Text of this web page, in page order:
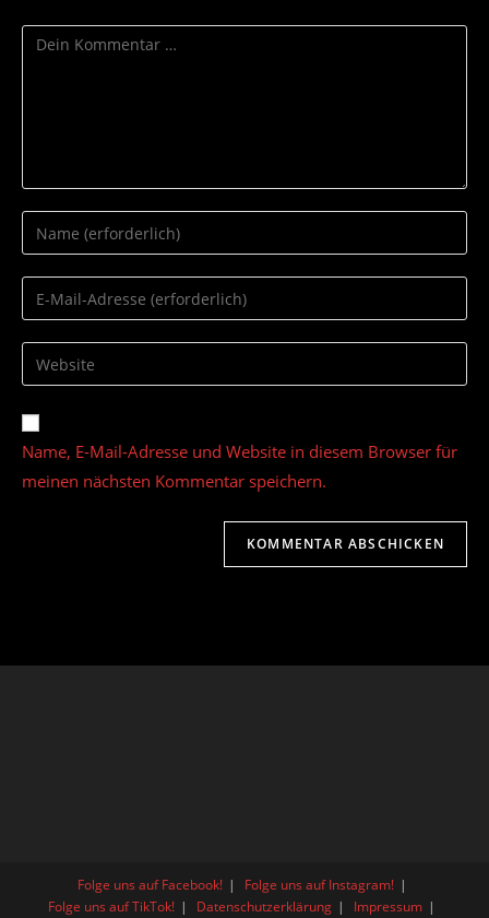
Kommentar
Gib
deinen
Namen
oder
zum
Kommentieren
ein
Gib
deine
E-
Mail-
zum
Kommentieren
ein
Gib
deine
Website-
URL
ein
(optional)
Name, E-Mail-Adresse und Website in diesem Browser für
meinen nächsten Kommentar speichern.
Folge uns auf Facebook!
Folge uns auf Instagram!
Folge uns auf TikTok!
Datenschutzerklärung
Impressum